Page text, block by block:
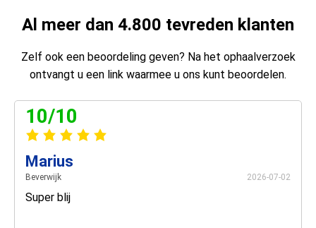
Al meer dan 4.800 tevreden klanten
Zelf ook een beoordeling geven? Na het ophaalverzoek
ontvangt u een link waarmee u ons kunt beoordelen.
10/10
Marius
Beverwijk 2026-07-02
Super blij